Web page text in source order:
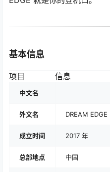
基本信息
项目 信息
中文名
外文名 DREAM EDGE
成立时间 2017 年
总部地点 中国